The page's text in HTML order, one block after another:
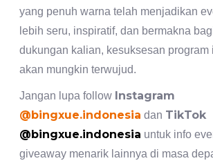
yang penuh warna telah menjadikan
lebih seru, inspiratif, dan bermakna
dukungan kalian, kesuksesan program
akan mungkin terwujud.
Jangan lupa follow Instagram
@bingxue.indonesia dan TikTok
@bingxue.indonesia untuk info
giveaway menarik lainnya di masa